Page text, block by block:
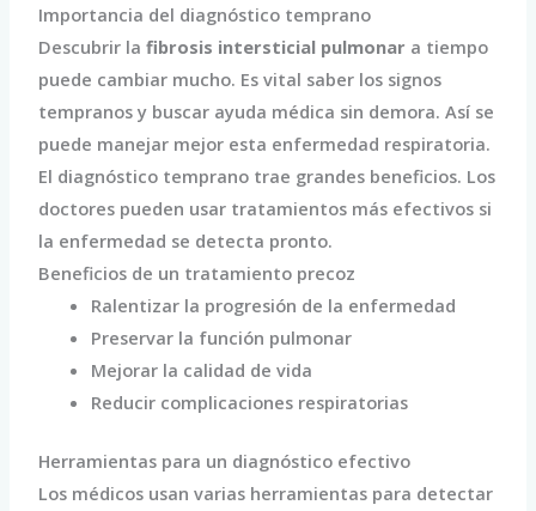
Importancia del diagnóstico temprano
Descubrir lafibrosis intersticial pulmonar a tiempo
puede cambiar mucho. Es vital saber los signos
tempranos y buscar ayuda médica sin demora. Así se
puede manejar mejor esta enfermedad respiratoria.
El diagnóstico temprano trae grandes beneficios. Los
doctores pueden usar tratamientos más efectivos si
la enfermedad se detecta pronto.
Beneficios de un tratamiento precoz
Ralentizar la progresión de la enfermedad
Preservar la función pulmonar
Mejorar la calidad de vida
Reducir complicaciones respiratorias
Herramientas para un diagnóstico efectivo
Los médicos usan varias herramientas para detectar